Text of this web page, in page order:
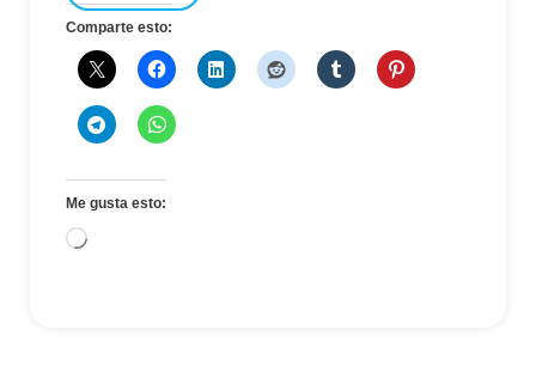
Comparte esto:
Me gusta esto:
Cargando...